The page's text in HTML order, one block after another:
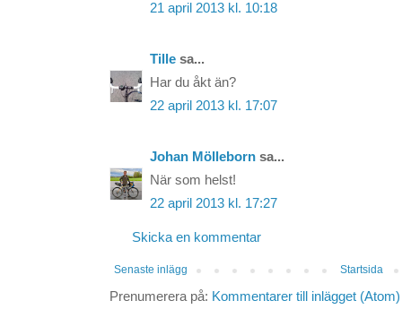
21 april 2013 kl. 10:18
Tille sa...
Har du åkt än?
22 april 2013 kl. 17:07
Johan Mölleborn sa...
När som helst!
22 april 2013 kl. 17:27
Skicka en kommentar
Senaste inlägg Startsida
Prenumerera på: Kommentarer till inlägget (Atom)